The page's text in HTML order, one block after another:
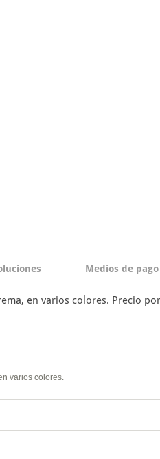
Medios de pago
en varios colores. Precio
varios colores.